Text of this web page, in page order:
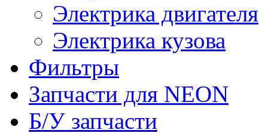
Электрика двигателя
Электрика кузова
Фильтры
Запчасти для NEON
Б/У запчасти